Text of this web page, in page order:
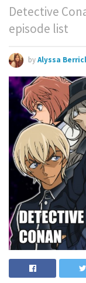
Detective
episode list
byAlyssa